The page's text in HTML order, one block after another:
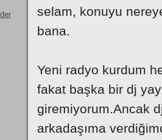
selam, konuyu
bana.
Yeni radyo kurdum
fakat başka bir dj
giremiyorum.Ancak
arkadaşıma